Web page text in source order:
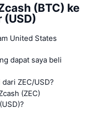
(BTC) ke
United States
dapat saya beli
ZEC/USD?
(ZEC)